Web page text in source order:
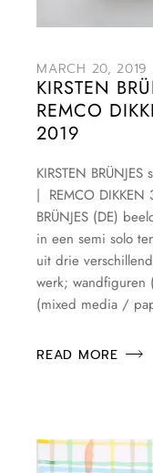
MARCH 20, 2019
KIRSTEN
REMCO
2019
KIRSTEN
| REMCO DIKKEN
BRÜNJES (DE)
in een semi solo
uit drie
werk;
(mixed media /
READ MORE